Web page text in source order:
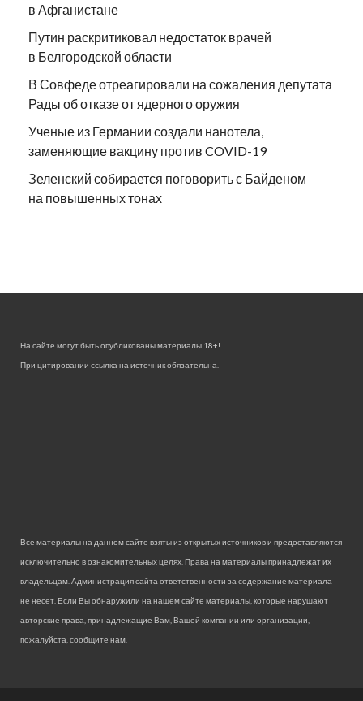
в Афганистане
Путин раскритиковал недостаток врачей
в Белгородской области
В Совфеде отреагировали на сожаления депутата
Рады об отказе от ядерного оружия
Ученые из Германии создали нанотела,
заменяющие вакцину против COVID-19
Зеленский собирается поговорить с Байденом
на повышенных тонах
На сайте могут быть опубликованы материалы 18+!
При цитировании ссылка на источник обязательна.
Все материалы на данном сайте взяты из открытых источников и предоставляются
исключительно в ознакомительных целях. Права на материалы принадлежат их
владельцам. Администрация сайта ответственности за содержание материала
не несет. Если Вы обнаружили на нашем сайте материалы, которые нарушают
авторские права, принадлежащие Вам, Вашей компании или организации,
пожалуйста, сообщите нам.